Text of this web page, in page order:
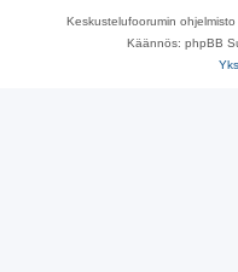
Keskustelufoorumin ohjelmisto
Käännös: phpBB